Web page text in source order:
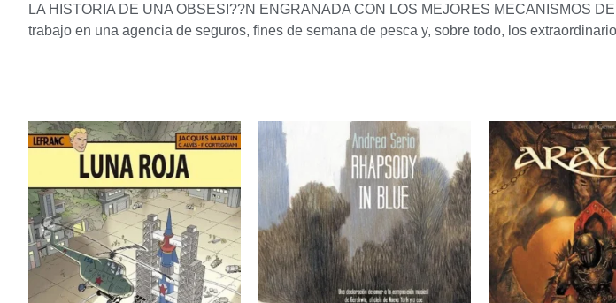
LA HISTORIA DE UNA OBSESI??N ENGRANADA CON LOS MEJORES MECANISMOS
trabajo en una agencia de seguros, fines de semana de pesca y, sobre todo, los